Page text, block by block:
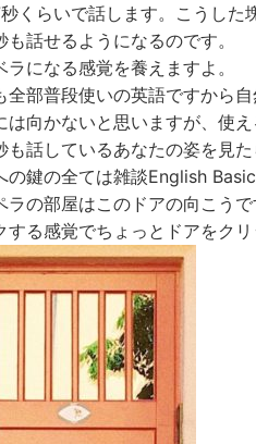
くらいで話します。こうした
も話せるようになるのです。
ラになる感覚を養えますよ。
全部普段使いの英語ですから自
は向かないと思いますが、使え
も話しているあなたの姿を見
の鍵の全ては雑談English
ラの部屋はこのドアの向こうで
する感覚でちょっとドアをク